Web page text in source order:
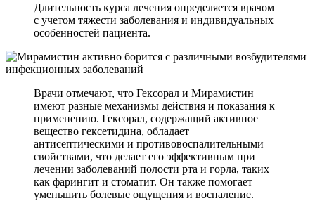
Длительность курса лечения определяется врачом
с учетом тяжести заболевания и индивидуальных
особенностей пациента.
Врачи отмечают, что Гексорал и Мирамистин
имеют разные механизмы действия и показания к
применению. Гексорал, содержащий активное
вещество гексетидина, обладает
антисептическими и противовоспалительными
свойствами, что делает его эффективным при
лечении заболеваний полости рта и горла, таких
как фарингит и стоматит. Он также помогает
уменьшить болевые ощущения и воспаление.